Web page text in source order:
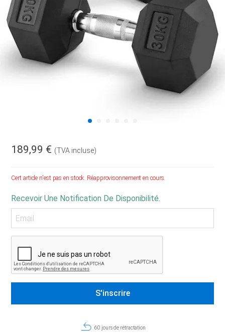
189,99 € (TVA incluse)
Cert article n'est pas en stock. Réapprovisonnement en cours.
Recevoir Une Notification De Disponibilité.
60 jours de rétractation